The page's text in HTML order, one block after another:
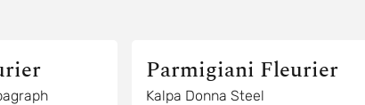
Parmigiani Fleurier
Kalpa Donna Steel